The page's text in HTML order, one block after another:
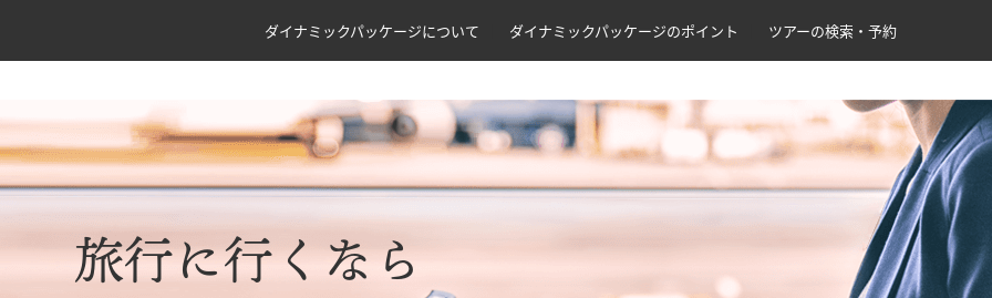
ダイナミックパッケージについて ダイナミックパッケージのポイント ツアーの検索・予約
旅行に行くなら